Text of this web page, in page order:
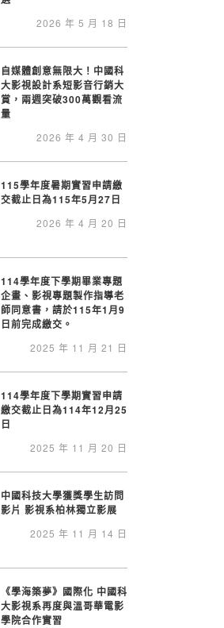
2026 年 5 月 18 日
自媒體創意無限大！中國科
大影視設計系短影音行銷大
賞，兩週突破300萬觀看流
量
2026 年 4 月 30 日
115學年度暑期實習申請繳
交截止日為115年5月27日
2026 年 4 月 20 日
114學年度下學期畢業專題
企畫、影視專題製作指導老
師同意書，請於115年1月9
日前完成繳交。
2025 年 11 月 21 日
114學年度下學期實習申請
繳交截止日為114年12月25
日
2025 年 11 月 20 日
中國科技大學獲獎學生訪問
影片 影視系柏林獨立影展
2025 年 11 月 14 日
《學海築夢》國際化 中國科
大影視系再度與溫哥華電影
學院合作實習